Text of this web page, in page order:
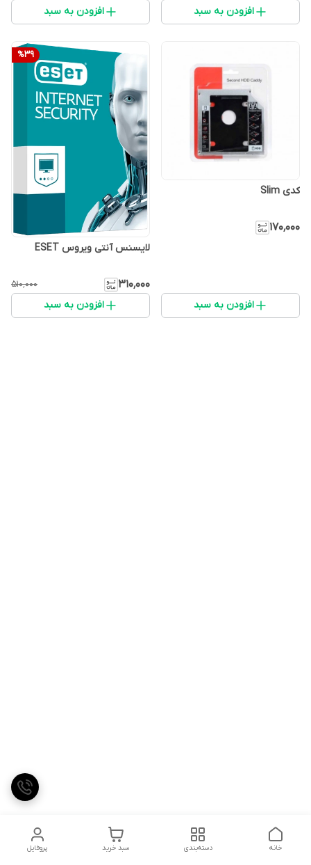
افزودن به سبد افزودن به سبد
کدی Slim
۱۷۰٬۰۰۰
افزودن به سبد
%39
لایسنس آنتی ویروس ESET
۳۱۰٬۰۰۰ ۵۱۰٬۰۰۰
افزودن به سبد
پروفایل سبد خرید دسته‌بندی خانه